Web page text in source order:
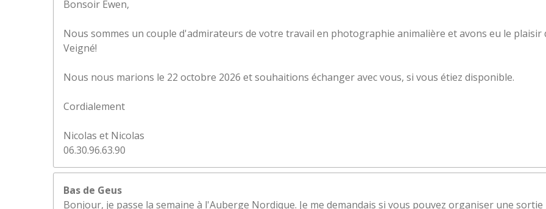
Bonsoir Ewen,
Nous sommes un couple d'admirateurs de votre travail en photographie animalière et avons eu le
Veigné!
Nous nous marions le 22 octobre 2026 et souhaitions échanger avec vous, si vous étiez disponible.
Cordialement
Nicolas et Nicolas
06.30.96.63.90
Bas de Geus
Bonjour, je passe la semaine à l'Auberge Nordique. Je me demandais si vous pouvez organiser une